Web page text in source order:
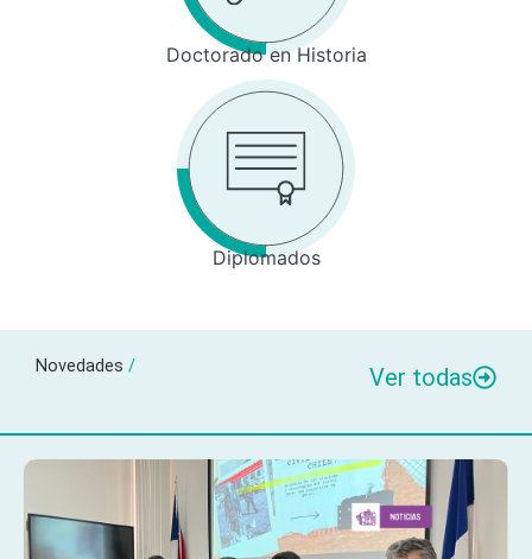
Doctorado en Historia
Diplomados
Novedades / Ver todas